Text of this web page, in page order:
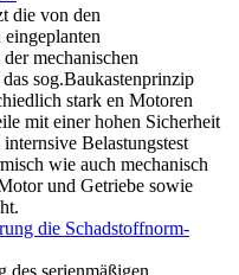
die von den
mechanischen
sog.Baukastenprinzip
stark en Motoren
mit einer hohen Sicherheit
Belastungstest
wie auch mechanisch
und Getriebe sowie
die Schadstoffnorm-
des serienmäßigen